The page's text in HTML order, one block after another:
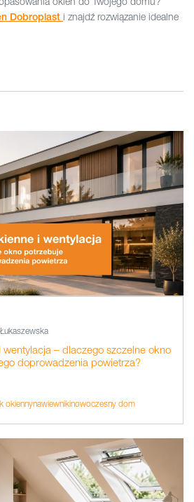
Dobroplast i znajdź rozwiązanie idealne
– dlaczego szczelne okno
doprowadzenia powietrza?
okiennynawiewnikinowoczesny dom